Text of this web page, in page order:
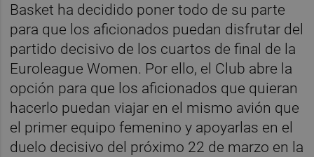
Basket ha decidido poner todo de su parte
para que los aficionados puedan disfrutar del
partido decisivo de los cuartos de final de la
Euroleague Women. Por ello, el Club abre la
opción para que los aficionados que quieran
hacerlo puedan viajar en el mismo avión que
el primer equipo femenino y apoyarlas en el
duelo decisivo del próximo 22 de marzo en la